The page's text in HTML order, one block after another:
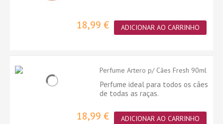
18,99 € ADICIONAR AO CARRINHO
Perfume Artero p/ Cães Fresh 90ml
Perfume ideal para todos os cães
de todas as raças.
18,99 € ADICIONAR AO CARRINHO